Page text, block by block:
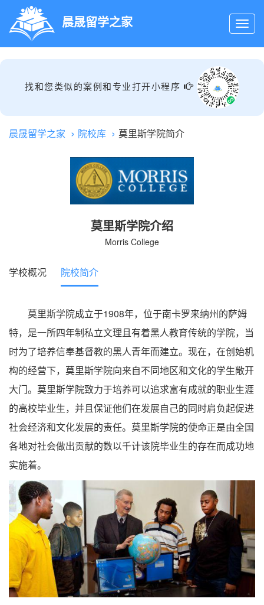
晨晟留学之家
找和您类似的案例和专业打开小程序
晨晟留学之家 院校库 莫里斯学院简介
莫里斯学院介绍
Morris College
学校概况 院校简介
莫里斯学院成立于1908年，位于南卡罗来纳州的萨姆
特，是一所四年制私立文理且有着黑人教育传统的学院，当
时为了培养信奉基督教的黑人青年而建立。现在，在创始机
构的经营下，莫里斯学院向来自不同地区和文化的学生敞开
大门。莫里斯学院致力于培养可以追求富有成就的职业生涯
的高校毕业生，并且保证他们在发展自己的同时肩负起促进
社会经济和文化发展的责任。莫里斯学院的使命正是由全国
各地对社会做出贡献的数以千计该院毕业生的存在而成功地
实施着。